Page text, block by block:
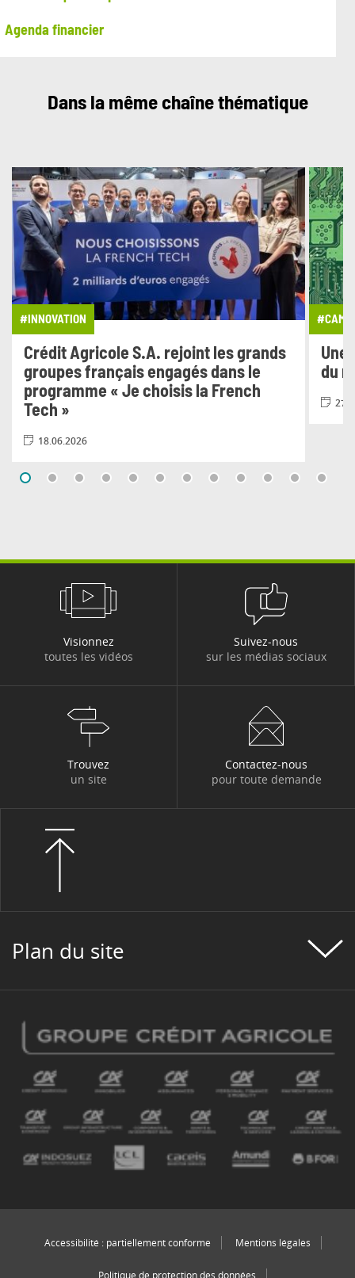
Agenda financier
Dans la même chaîne thématique
#INNOVATION
Crédit Agricole S.A. rejoint les grands
groupes français engagés dans le
programme « Je choisis la French
Tech »
18.06.2026
Une
du
Visionnez
toutes les vidéos
Suivez-nous
sur les médias sociaux
Trouvez
un site
Contactez-nous
pour toute demande
Plan du site
Accessibilité : partiellement conforme Mentions légales